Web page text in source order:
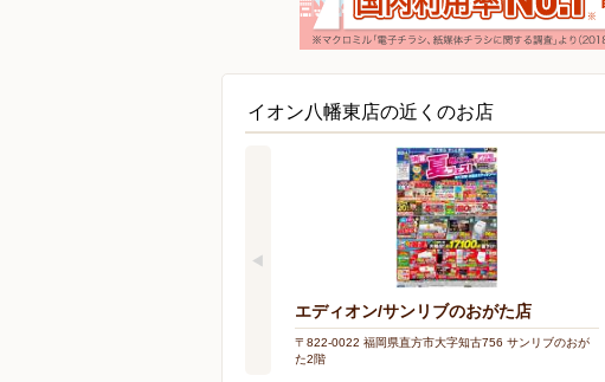
イオン八幡東店の近くのお店
エディオン/サンリブのおがた店
〒822-0022 福岡県直方市大字知古756 サンリブのおが
た2階